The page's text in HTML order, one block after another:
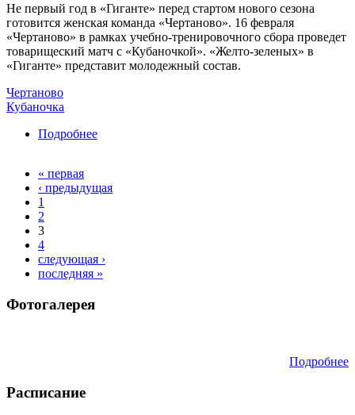
Не первый год в «Гиганте» перед стартом нового сезона
готовится женская команда «Чертаново». 16 февраля
«Чертаново» в рамках учебно-тренировочного сбора проведет
товарищеский матч с «Кубаночкой». «Желто-зеленых» в
«Гиганте» представит молодежный состав.
Чертаново
Кубаночка
Подробнее
Страницы
« первая
‹ предыдущая
1
2
3
4
следующая ›
последняя »
Фотогалерея
Подробнее
Расписание